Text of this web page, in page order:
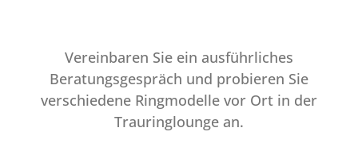
Vereinbaren Sie ein ausführliches
Beratungsgespräch und probieren Sie
verschiedene Ringmodelle vor Ort in der
Trauringlounge an.